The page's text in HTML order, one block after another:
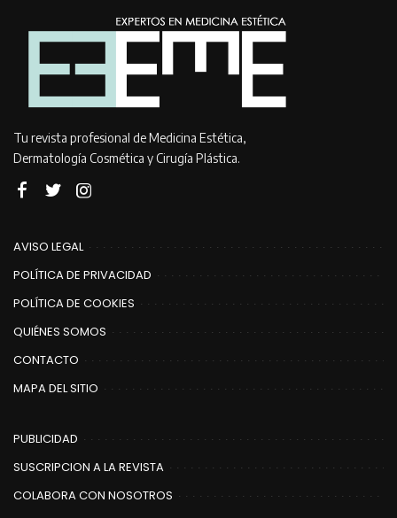
Tu revista profesional de Medicina Estética,
Dermatología Cosmética y Cirugía Plástica.
AVISO LEGAL
POLÍTICA DE PRIVACIDAD
POLÍTICA DE COOKIES
QUIÉNES SOMOS
CONTACTO
MAPA DEL SITIO
PUBLICIDAD
SUSCRIPCION A LA REVISTA
COLABORA CON NOSOTROS